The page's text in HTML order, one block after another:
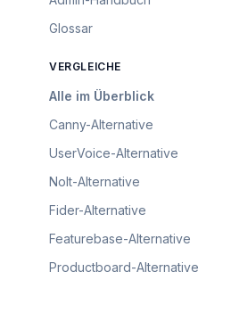
Glossar
VERGLEICHE
Alle im Überblick
Canny-Alternative
UserVoice-Alternative
Nolt-Alternative
Fider-Alternative
Featurebase-Alternative
Productboard-Alternative